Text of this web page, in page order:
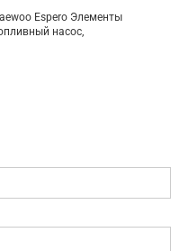
Espero Элементы
насос,